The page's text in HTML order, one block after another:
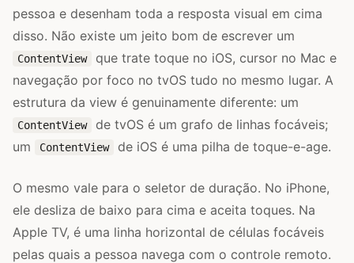
pessoa e desenham toda a resposta visual em cima
disso. Não existe um jeito bom de escrever um
ContentView
que trate toque no iOS, cursor no Mac e
navegação por foco no tvOS tudo no mesmo lugar. A
estrutura da view é genuinamente diferente: um
ContentView
de tvOS é um grafo de linhas focáveis;
um
ContentView de iOS é uma pilha de toque-e-age.
O mesmo vale para o seletor de duração. No iPhone,
ele desliza de baixo para cima e aceita toques. Na
Apple TV, é uma linha horizontal de células focáveis
pelas quais a pessoa navega com o controle remoto.